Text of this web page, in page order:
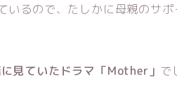
いるので、たしかに母親のサ
見ていたドラマ「Mother」 で